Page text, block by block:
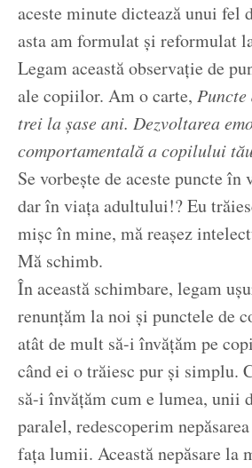
aceste minute dictează unui fel
asta am formulat și reformulat
Legam această observație de
ale copiilor. Am o carte,
trei la șase ani. Dezvoltarea
comportamentală a copilului
Se vorbește de aceste puncte
dar în viața adultului!? Eu
mișc în mine, mă reașez
Mă schimb.
În această schimbare, legam
renunțăm la noi și punctele de
atât de mult să-i învățăm pe
când ei o trăiesc pur și simplu.
să-i învățăm cum e lumea, unii
paralel, redescoperim
fața lumii. Această nepăsare la